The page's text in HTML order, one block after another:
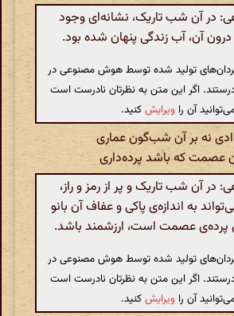
در آن شب تاریک، نشانه‌ای وجود
آن، آب زندگی پنهان شده بود.
تولید شده توسط هوش مصنوعی در
اگر این متن به نظرتان نادرست است
آن را ویرایشکنید.
نه بر آن شب‌گون عماری
عصمت که باشد پرده‌داری
آن شب تاریک و پر از رمز و راز،
به اندازه‌ی پاکی و عفاف آن بانو
پرده‌ی عصمت است، ارزشمند باشد.
تولید شده توسط هوش مصنوعی در
اگر این متن به نظرتان نادرست است
آن را ویرایشکنید.